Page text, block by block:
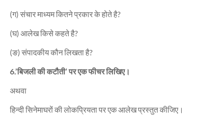
(ग) संचार माध्यम कितने प्रकार के होते है?
(घ) आलेख किसे कहते है?
(ङ) संपादकीय कौन लिखता है?
6.’बिजली की कटौती’ पर एक फीचर लिखिए।
अथवा
हिन्दी सिनेमाघरों की लोकप्रियता पर एक आलेख प्रस्तुत कीजिए।